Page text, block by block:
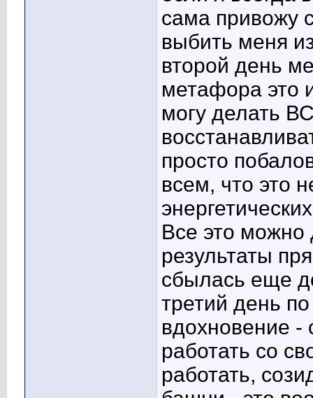
сама привожу
выбить меня
второй день
метафора это
могу делать
просто
всем, что это
Все это можно
результаты
сбылась еще
третий день
вдохновение -
работать со
работать,